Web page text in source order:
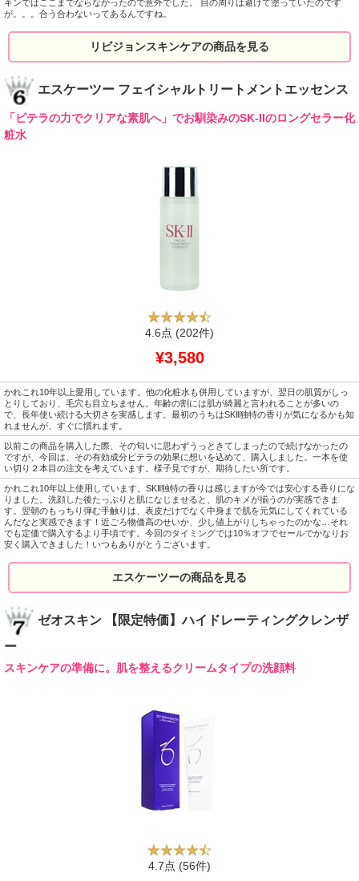
キンではここまでならなかったので意外でした。 目の周りは避けて塗っていたのです
が。。。合う合わないってあるんですね。
リビジョンスキンケアの商品を見る
エスケーツー フェイシャルトリートメントエッセンス
「ピテラの力でクリアな素肌へ」でお馴染みのSK-IIのロングセラー化
粧水
4.6点 (202件)
¥3,580
かれこれ10年以上愛用しています。他の化粧水も併用していますが、翌日の肌質がしっ
とりしており、毛穴も目立ちません。年齢の割には肌が綺麗と言われることが多いの
で、長年使い続ける大切さを実感します。最初のうちはSKⅡ独特の香りが気になるかも知
れませんが、すぐに慣れます。
以前この商品を購入した際、その匂いに思わずうっときてしまったので続けなかったの
ですが、今回は、その有効成分ピテラの効果に想いを込めて、購入しました。一本を使
い切り２本目の注文を考えています。様子見ですが、期待したい所です。
かれこれ10年以上使用しています。SKⅡ独特の香りは感じますが今では安心する香りにな
りました。洗顔した後たっぷりと肌になじませると、肌のキメが揃うのが実感できま
す。翌朝のもっちり弾む手触りは、表皮だけでなく中身まで肌を元気にしてくれている
んだなと実感できます！近ごろ物価高のせいか、少し値上がりしちゃったのかな…それ
でも定価で購入するより手頃です。今回のタイミングでは10％オフでセールでかなりお
安く購入できました！いつもありがとうございます。
エスケーツーの商品を見る
ゼオスキン 【限定特価】ハイドレーティングクレンザ
ー
スキンケアの準備に。肌を整えるクリームタイプの洗顔料
4.7点 (56件)